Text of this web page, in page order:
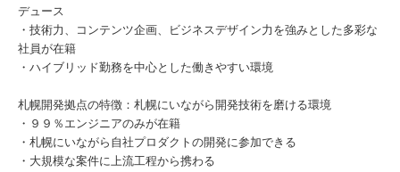
デュース
・技術力、コンテンツ企画、ビジネスデザイン力を強みとした多彩な
社員が在籍
・ハイブリッド勤務を中心とした働きやすい環境
札幌開発拠点の特徴：札幌にいながら開発技術を磨ける環境
・９９％エンジニアのみが在籍
・札幌にいながら自社プロダクトの開発に参加できる
・大規模な案件に上流工程から携わる